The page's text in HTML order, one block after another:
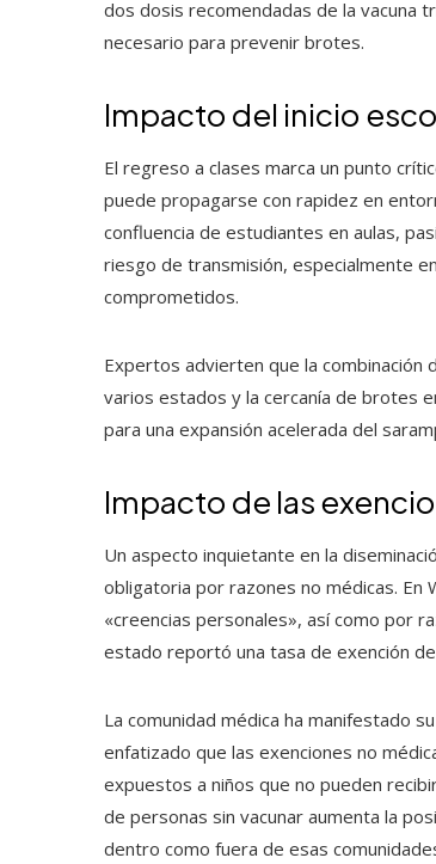
dos dosis recomendadas de la vacuna
necesario para prevenir brotes.
Impacto del inicio
El regreso a clases marca un punto
puede propagarse con rapidez en
confluencia de estudiantes en aulas,
riesgo de transmisión, especialmente
comprometidos.
Expertos advierten que la combinación
varios estados y la cercanía de brotes
para una expansión acelerada del
Impacto de las
Un aspecto inquietante en la
obligatoria por razones no médicas. En
«creencias personales», así como por
estado reportó una tasa de exención
La comunidad médica ha manifestado
enfatizado que las exenciones no
expuestos a niños que no pueden
de personas sin vacunar aumenta la
dentro como fuera de esas